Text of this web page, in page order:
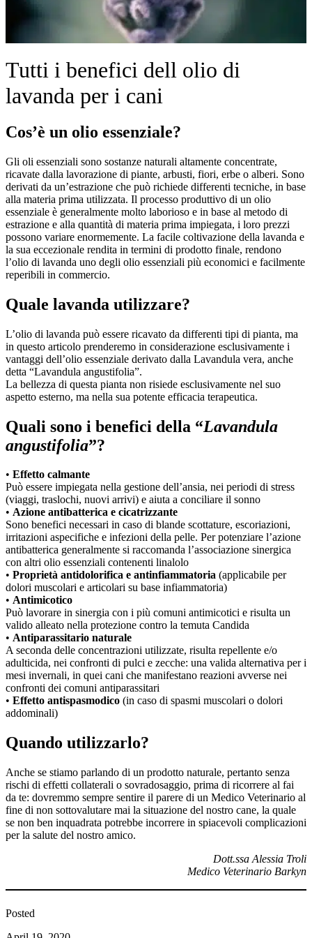
Tutti i benefici dell olio di
lavanda per i cani
Cos’è un olio essenziale?
Gli oli essenziali sono sostanze naturali altamente concentrate,
ricavate dalla lavorazione di piante, arbusti, fiori, erbe o alberi. Sono
derivati da un’estrazione che può richiede differenti tecniche, in base
alla materia prima utilizzata. Il processo produttivo di un olio
essenziale è generalmente molto laborioso e in base al metodo di
estrazione e alla quantità di materia prima impiegata, i loro prezzi
possono variare enormemente. La facile coltivazione della lavanda e
la sua eccezionale rendita in termini di prodotto finale, rendono
l’olio di lavanda uno degli olio essenziali più economici e facilmente
reperibili in commercio.
Quale lavanda utilizzare?
L’olio di lavanda può essere ricavato da differenti tipi di pianta, ma
in questo articolo prenderemo in considerazione esclusivamente i
vantaggi dell’olio essenziale derivato dalla Lavandula vera, anche
detta “Lavandula angustifolia”.
La bellezza di questa pianta non risiede esclusivamente nel suo
aspetto esterno, ma nella sua potente efficacia terapeutica.
Quali sono i benefici della “Lavandula
angustifolia”?
• Effetto calmante
Può essere impiegata nella gestione dell’ansia, nei periodi di stress
(viaggi, traslochi, nuovi arrivi) e aiuta a conciliare il sonno
• Azione antibatterica e cicatrizzante
Sono benefici necessari in caso di blande scottature, escoriazioni,
irritazioni aspecifiche e infezioni della pelle. Per potenziare l’azione
antibatterica generalmente si raccomanda l’associazione sinergica
con altri olio essenziali contenenti linalolo
• Proprietà antidolorifica e antinfiammatoria (applicabile per
dolori muscolari e articolari su base infiammatoria)
• Antimicotico
Può lavorare in sinergia con i più comuni antimicotici e risulta un
valido alleato nella protezione contro la temuta Candida
• Antiparassitario naturale
A seconda delle concentrazioni utilizzate, risulta repellente e/o
adulticida, nei confronti di pulci e zecche: una valida alternativa per i
mesi invernali, in quei cani che manifestano reazioni avverse nei
confronti dei comuni antiparassitari
• Effetto antispasmodico (in caso di spasmi muscolari o dolori
addominali)
Quando utilizzarlo?
Anche se stiamo parlando di un prodotto naturale, pertanto senza
rischi di effetti collaterali o sovradosaggio, prima di ricorrere al fai
da te: dovremmo sempre sentire il parere di un Medico Veterinario al
fine di non sottovalutare mai la situazione del nostro cane, la quale
se non ben inquadrata potrebbe incorrere in spiacevoli complicazioni
per la salute del nostro amico.
Dott.ssa Alessia Troli
Medico Veterinario Barkyn
Posted